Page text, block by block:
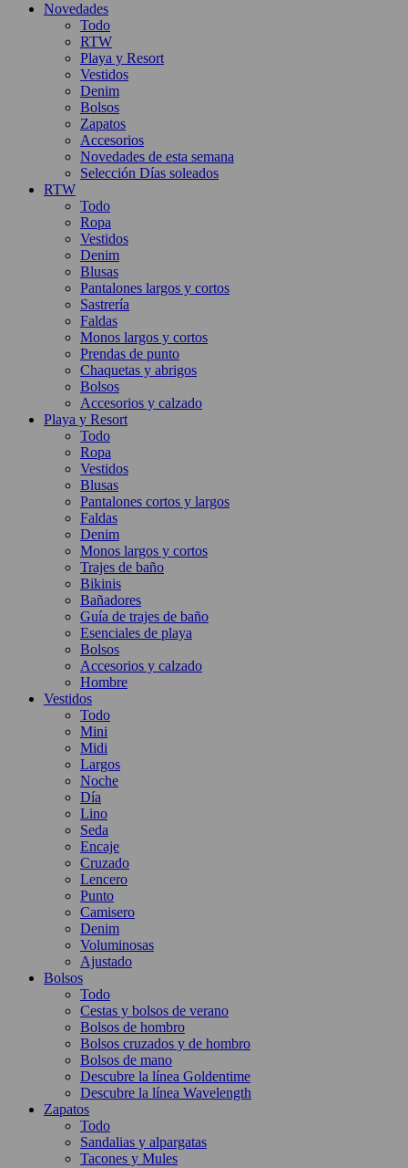
Novedades
Todo
RTW
Playa y Resort
Vestidos
Denim
Bolsos
Zapatos
Accesorios
Novedades de esta semana
Selección Días soleados
RTW
Todo
Ropa
Vestidos
Denim
Blusas
Pantalones largos y cortos
Sastrería
Faldas
Monos largos y cortos
Prendas de punto
Chaquetas y abrigos
Bolsos
Accesorios y calzado
Playa y Resort
Todo
Ropa
Vestidos
Blusas
Pantalones cortos y largos
Faldas
Denim
Monos largos y cortos
Trajes de baño
Bikinis
Bañadores
Guía de trajes de baño
Esenciales de playa
Bolsos
Accesorios y calzado
Hombre
Vestidos
Todo
Mini
Midi
Largos
Noche
Día
Lino
Seda
Encaje
Cruzado
Lencero
Punto
Camisero
Denim
Voluminosas
Ajustado
Bolsos
Todo
Cestas y bolsos de verano
Bolsos de hombro
Bolsos cruzados y de hombro
Bolsos de mano
Descubre la línea Goldentime
Descubre la línea Wavelength
Zapatos
Todo
Sandalias y alpargatas
Tacones y Mules